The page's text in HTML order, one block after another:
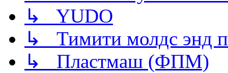
↳ YUDO
↳ Тимити молдс энд
↳ Пластмаш (ФПМ)